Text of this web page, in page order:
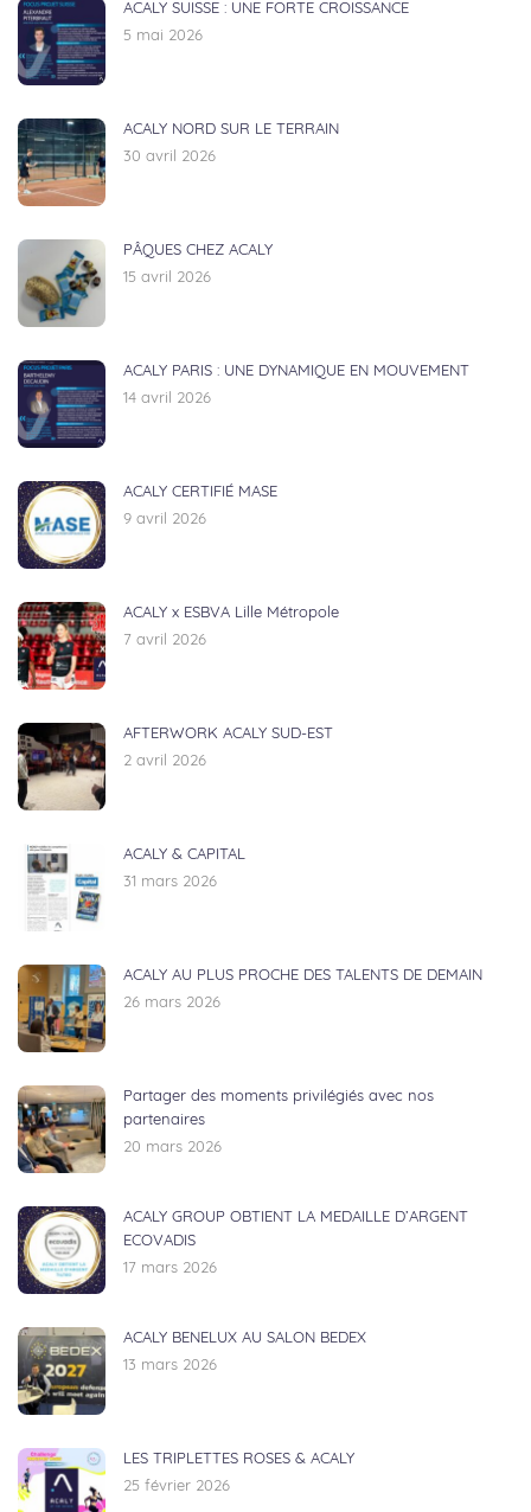
ACALY SUISSE : UNE FORTE CROISSANCE
5 mai 2026
ACALY NORD SUR LE TERRAIN
30 avril 2026
PÂQUES CHEZ ACALY
15 avril 2026
ACALY PARIS : UNE DYNAMIQUE EN MOUVEMENT
14 avril 2026
ACALY CERTIFIÉ MASE
9 avril 2026
ACALY x ESBVA Lille Métropole
7 avril 2026
AFTERWORK ACALY SUD-EST
2 avril 2026
ACALY & CAPITAL
31 mars 2026
ACALY AU PLUS PROCHE DES TALENTS DE DEMAIN
26 mars 2026
Partager des moments privilégiés avec nos
partenaires
20 mars 2026
ACALY GROUP OBTIENT LA MEDAILLE D’ARGENT
ECOVADIS
17 mars 2026
ACALY BENELUX AU SALON BEDEX
13 mars 2026
LES TRIPLETTES ROSES & ACALY
25 février 2026